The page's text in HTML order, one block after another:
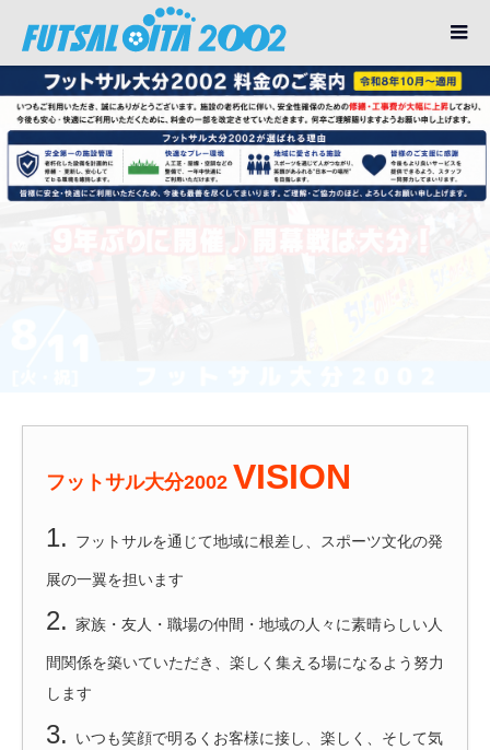
フットサル大分2002 VISION
1. フットサルを通じて地域に根差し、スポーツ文化の発
展の一翼を担います
2. 家族・友人・職場の仲間・地域の人々に素晴らしい人
間関係を築いていただき、楽しく集える場になるよう努力
します
3. いつも笑顔で明るくお客様に接し、楽しく、そして気